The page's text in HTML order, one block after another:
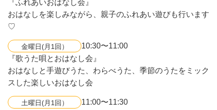
『ふれあいおはなし会』
おはなしを楽しみながら、親子のふれあい遊びも行います
♡
金曜日(月1回）
10:30〜11:00
『歌うた唄とおはなし会』
おはなしと手遊びうた、わらべうた、季節のうたをミック
スした楽しいおはなし会
土曜日(月1回）
11:00〜11:30